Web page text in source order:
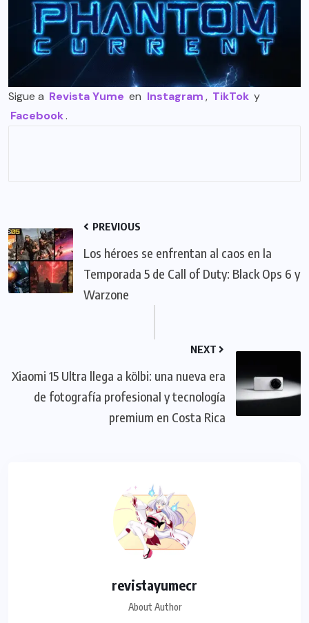
Sigue a Revista Yume en Instagram, TikTok y
Facebook.
PREVIOUS
Los héroes se enfrentan al caos en la
Temporada 5 de Call of Duty: Black Ops 6 y
Warzone
NEXT
Xiaomi 15 Ultra llega a kölbi: una nueva era
de fotografía profesional y tecnología
premium en Costa Rica
revistayumecr
About Author